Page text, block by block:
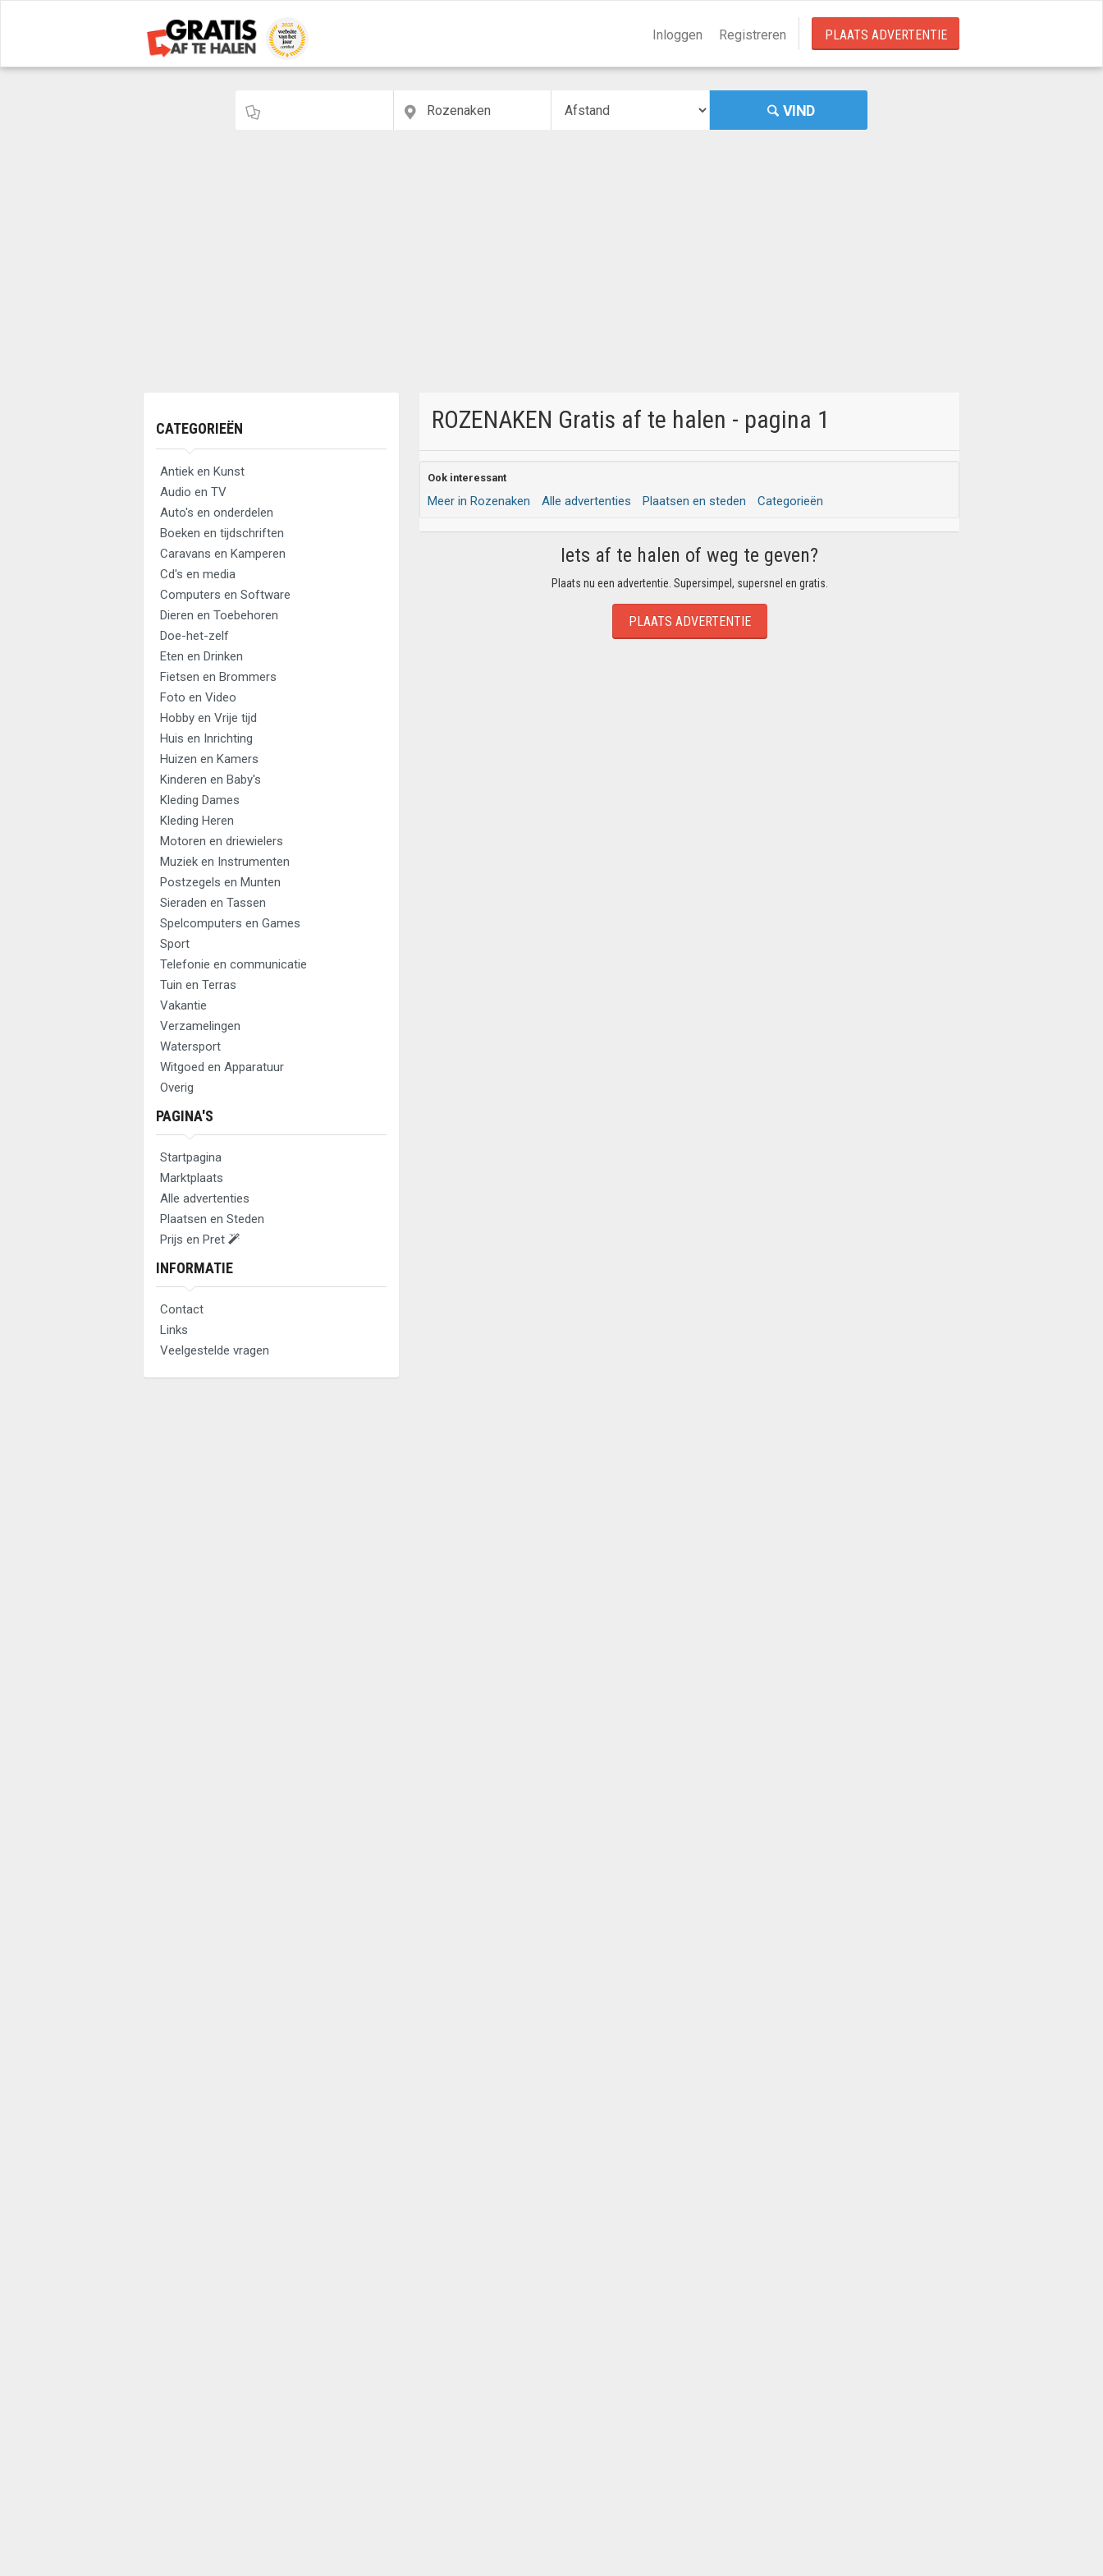
Inloggen Registreren PLAATS ADVERTENTIE
VIND
CATEGORIEËN
Antiek en Kunst
Audio en TV
Auto's en onderdelen
Boeken en tijdschriften
Caravans en Kamperen
Cd's en media
Computers en Software
Dieren en Toebehoren
Doe-het-zelf
Eten en Drinken
Fietsen en Brommers
Foto en Video
Hobby en Vrije tijd
Huis en Inrichting
Huizen en Kamers
Kinderen en Baby's
Kleding Dames
Kleding Heren
Motoren en driewielers
Muziek en Instrumenten
Postzegels en Munten
Sieraden en Tassen
Spelcomputers en Games
Sport
Telefonie en communicatie
Tuin en Terras
Vakantie
Verzamelingen
Watersport
Witgoed en Apparatuur
Overig
PAGINA'S
Startpagina
Marktplaats
Alle advertenties
Plaatsen en Steden
Prijs en Pret
INFORMATIE
Contact
Links
Veelgestelde vragen
ROZENAKEN Gratis af te halen - pagina 1
Ook interessant
Meer in Rozenaken Alle advertenties Plaatsen en steden Categorieën
Iets af te halen of weg te geven?
Plaats nu een advertentie. Supersimpel, supersnel en gratis.
PLAATS ADVERTENTIE